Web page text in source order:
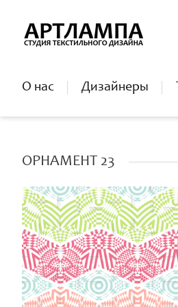
О нас Дизайнеры
ОРНАМЕНТ 23